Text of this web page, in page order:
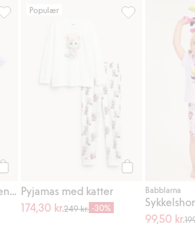
2-pk. pyjamaser med enhjørninger, Legg
Populær
Pyjamas med katter
174,30 kr.249 kr. -30%
Pyjamas med
Babblarna
99,50 kr.